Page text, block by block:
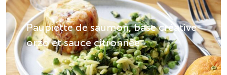
Paupiette de saumon, base créative
orzo et sauce citronnée